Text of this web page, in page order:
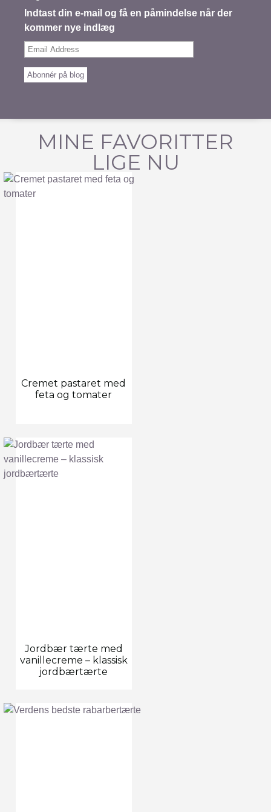
Indtast din e-mail og få en påmindelse når der
kommer nye indlæg
Email
Abonnér på blog
MINE FAVORITTER
LIGE NU
Cremet pastaret med
feta og tomater
Jordbær tærte med
vanillecreme – klassisk
jordbærtærte